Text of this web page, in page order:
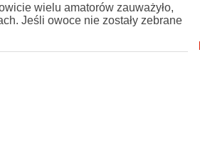
wielu amatorów zauważyło,
Jeśli owoce nie zostały zebrane